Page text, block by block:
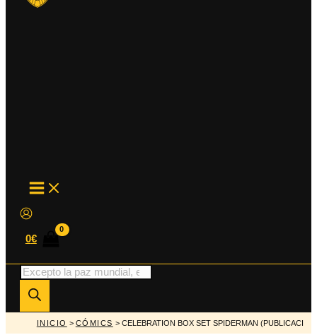
MAIN
MENU
0€
Búsqueda
de
productos
INICIO > CÓMICS > CELEBRATION BOX SET SPIDERMAN (PUBLICACI